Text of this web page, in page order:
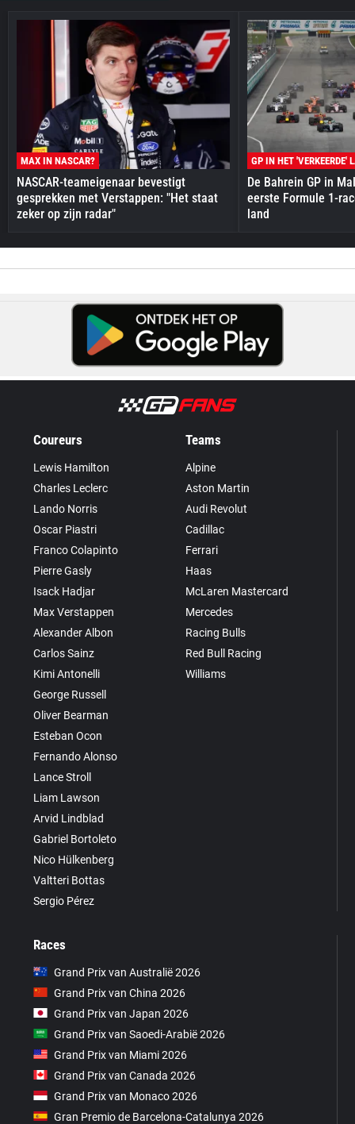
MAX IN NASCAR?
NASCAR-teameigenaar bevestigt
gesprekken met Verstappen: "Het staat
zeker op zijn radar"
GP IN HET 'VERKEERDE'
De Bahrein GP in
eerste Formule 1-
land
Coureurs
Lewis Hamilton
Charles Leclerc
Lando Norris
Oscar Piastri
Franco Colapinto
Pierre Gasly
Isack Hadjar
Max Verstappen
Alexander Albon
Carlos Sainz
Kimi Antonelli
George Russell
Oliver Bearman
Esteban Ocon
Fernando Alonso
Lance Stroll
Liam Lawson
Arvid Lindblad
Gabriel Bortoleto
Nico Hülkenberg
Valtteri Bottas
Sergio Pérez
Teams
Alpine
Aston Martin
Audi Revolut
Cadillac
Ferrari
Haas
McLaren Mastercard
Mercedes
Racing Bulls
Red Bull Racing
Williams
Races
Grand Prix van Australië 2026
Grand Prix van China 2026
Grand Prix van Japan 2026
Grand Prix van Saoedi-Arabië 2026
Grand Prix van Miami 2026
Grand Prix van Canada 2026
Grand Prix van Monaco 2026
Gran Premio de Barcelona-Catalunya 2026